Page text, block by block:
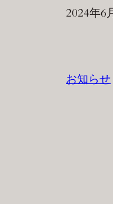
2024年6
お知らせ